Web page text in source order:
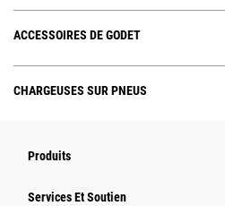
ACCESSOIRES DE GODET
CHARGEUSES SUR PNEUS
Produits
Services Et Soutien